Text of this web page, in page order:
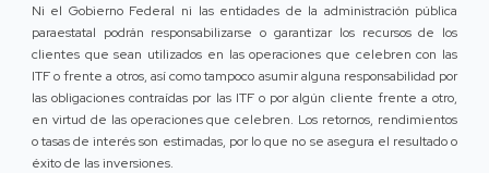
Ni el Gobierno Federal ni las entidades de la administración pública
paraestatal podrán responsabilizarse o garantizar los recursos de los
clientes que sean utilizados en las operaciones que celebren con las
ITF o frente a otros, así como tampoco asumir alguna responsabilidad por
las obligaciones contraídas por las ITF o por algún cliente frente a otro,
en virtud de las operaciones que celebren. Los retornos, rendimientos
o tasas de interés son estimadas, por lo que no se asegura el resultado o
éxito de las inversiones.